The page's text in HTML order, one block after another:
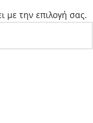
με την επιλογή σας.